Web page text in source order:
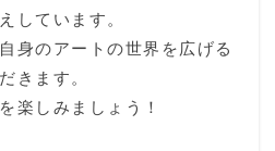
しています。
身のアートの世界を広げる
きます。
楽しみましょう！